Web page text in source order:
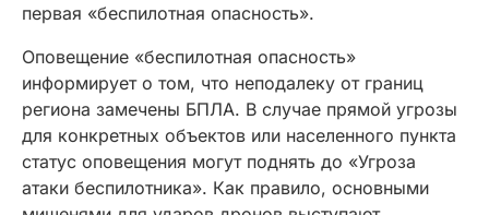
первая «беспилотная опасность».
Оповещение «беспилотная опасность»
информирует о том, что неподалеку от границ
региона замечены БПЛА. В случае прямой угрозы
для конкретных объектов или населенного пункта
статус оповещения могут поднять до «Угроза
атаки беспилотника». Как правило, основными